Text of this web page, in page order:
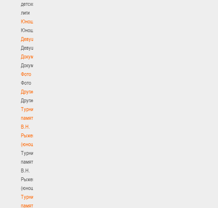
детской
лиги
Юноши
Юноши
Девушки
Девушки
Документы
Документы
Фото
Фото
Другие
Другие
Турнир
памяти
В.Н.
Рыженкова
(юноши)
Турнир
памяти
В.Н.
Рыженкова
(юноши)
Турнир
памяти